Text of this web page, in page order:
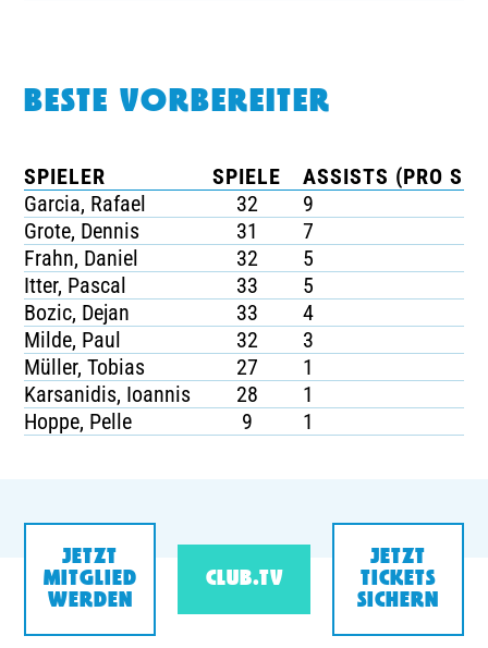
BESTE VORBEREITER
SPIELER SPIELE
ASSISTS (PRO
Garcia, Rafael
32
9
Grote, Dennis
31
7
Frahn, Daniel
32
5
Itter, Pascal
33
5
Bozic, Dejan
33
4
Milde, Paul
32
3
Müller, Tobias
27
1
Karsanidis, Ioannis
28
1
Hoppe, Pelle
9 1
JETZT
MITGLIED
WERDEN
CLUB.TV
JETZT
TICKETS
SICHERN